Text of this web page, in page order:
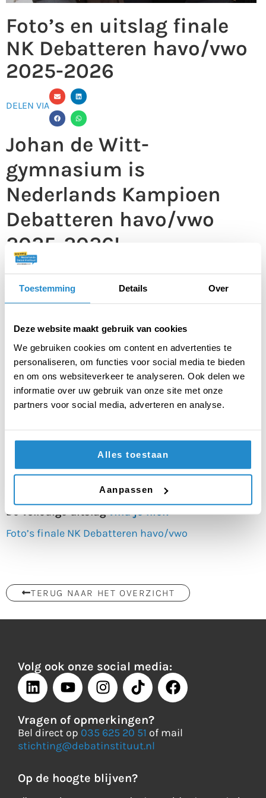
Toestemming Details Over
Deze website maakt gebruik van cookies
We gebruiken cookies om content en advertenties te
personaliseren, om functies voor social media te bieden
en om ons websiteverkeer te analyseren. Ook delen we
informatie over uw gebruik van onze site met onze
partners voor social media, adverteren en analyse.
Alles toestaan
Aanpassen
Foto’s en uitslag finale
NK Debatteren havo/vwo
2025-2026
DELEN VIA
Johan de Witt-
gymnasium is
Nederlands Kampioen
Debatteren havo/vwo
2025-2026!
Na een spannend finaledebat gaat het Johan de
Witt-gymnasium ervandoor met de beker. Het
Utrechts Stedelijk Gymnasium team 1 heeft ook een
brons gaat naar Calvijn College Goes team 2.
Johan de Witt-gymnasium
Utrechts Stedelijk Gymnasium team 1
Calvijn College Goes team 2
Hiernaast zijn er prijzen uitgereikt aan:
Beste Troublespeecher:Pieter van Gymnasium
Beekvliet
Beste Nieuwkomer:Gymnasium Camphusianum
De volledige uitslagvind je hier.
Foto’s finale NK Debatteren havo/vwo
TERUG NAAR HET OVERZICHT
Volg ook onze social media:
Vragen of opmerkingen?
Bel direct op 035 625 20 51 of mail
stichting@debatinstituut.nl
Op de hoogte blijven?